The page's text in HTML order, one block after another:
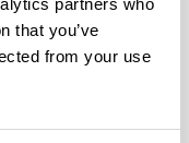
that you’ve
from your use
España
orígenes de la